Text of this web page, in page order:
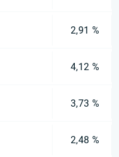
2,91 %
4,12 %
3,73 %
2,48 %